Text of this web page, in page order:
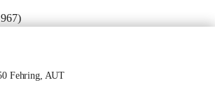
Fehring, AUT